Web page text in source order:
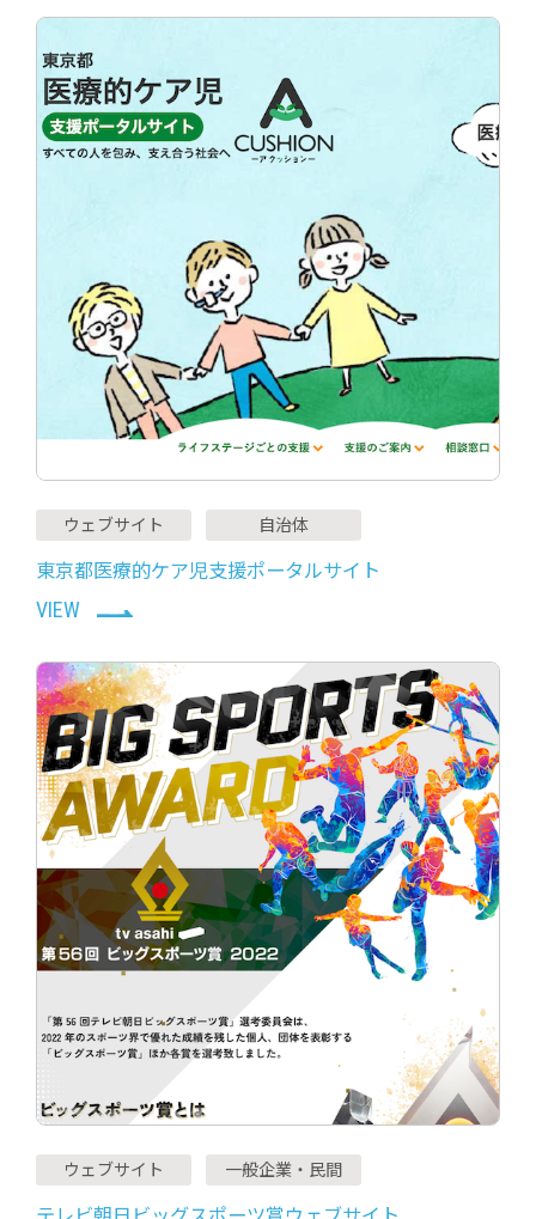
ウェブサイト 自治体
東京都医療的ケア児支援ポータルサイト
VIEW
ウェブサイト 一般企業・民間